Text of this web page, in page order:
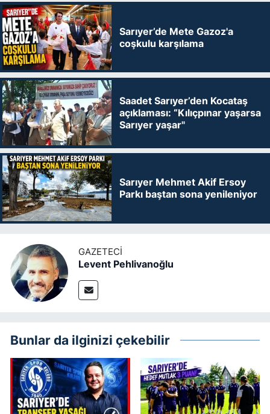
Sarıyer’de Mete Gazoz'a
coşkulu karşılama
Saadet Sarıyer’den Kocataş
açıklaması: “Kılıçpınar yaşarsa
Sarıyer yaşar"
Sarıyer Mehmet Akif Ersoy
Parkı baştan sona yenileniyor
GAZETECI
Levent Pehlivanoğlu
Bunlar da ilginizi çekebilir